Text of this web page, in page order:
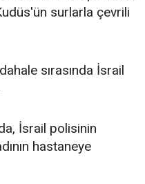
surlarla çevrili
sırasında İsrail
İsrail polisinin
hastaneye